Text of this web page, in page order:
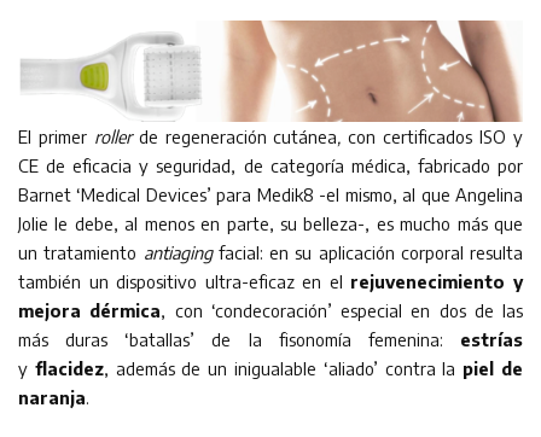
El primer roller de regeneración cutánea, con certificados ISO y
CE de eficacia y seguridad, de categoría médica, fabricado por
Barnet ‘Medical Devices’ para Medik8 -el mismo, al que Angelina
Jolie le debe, al menos en parte, su belleza-, es mucho más que
un tratamiento antiagingfacial: en su aplicación corporal resulta
también un dispositivo ultra-eficaz en el rejuvenecimiento y
mejora dérmica, con ‘condecoración’ especial en dos de las
más duras ‘batallas’ de la fisonomía femenina: estrías
y flacidez, además de un inigualable ‘aliado’ contra la piel de
naranja.